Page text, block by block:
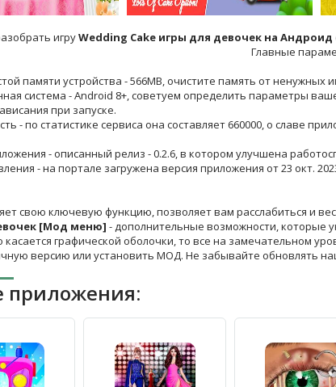
игруWedding Cake игры для девочек на Андроид
Главные
памяти устройства - 566MB, очистите память от ненужных
система - Android 8+, советуем определить параметры
при запуске.
- по статистике сервиса она составляет 660000, о славе
- описанный релиз - 0.2.6, в котором улучшена
- на портале загружена версия приложения от 23 окт.
свою ключевую функцию, позволяет вам расслабиться и
[Мод меню] - дополнительные возможности, которые
графической оболочки, то все на замечательном
версию или установить МОД. Не забывайте обновлять
приложения: